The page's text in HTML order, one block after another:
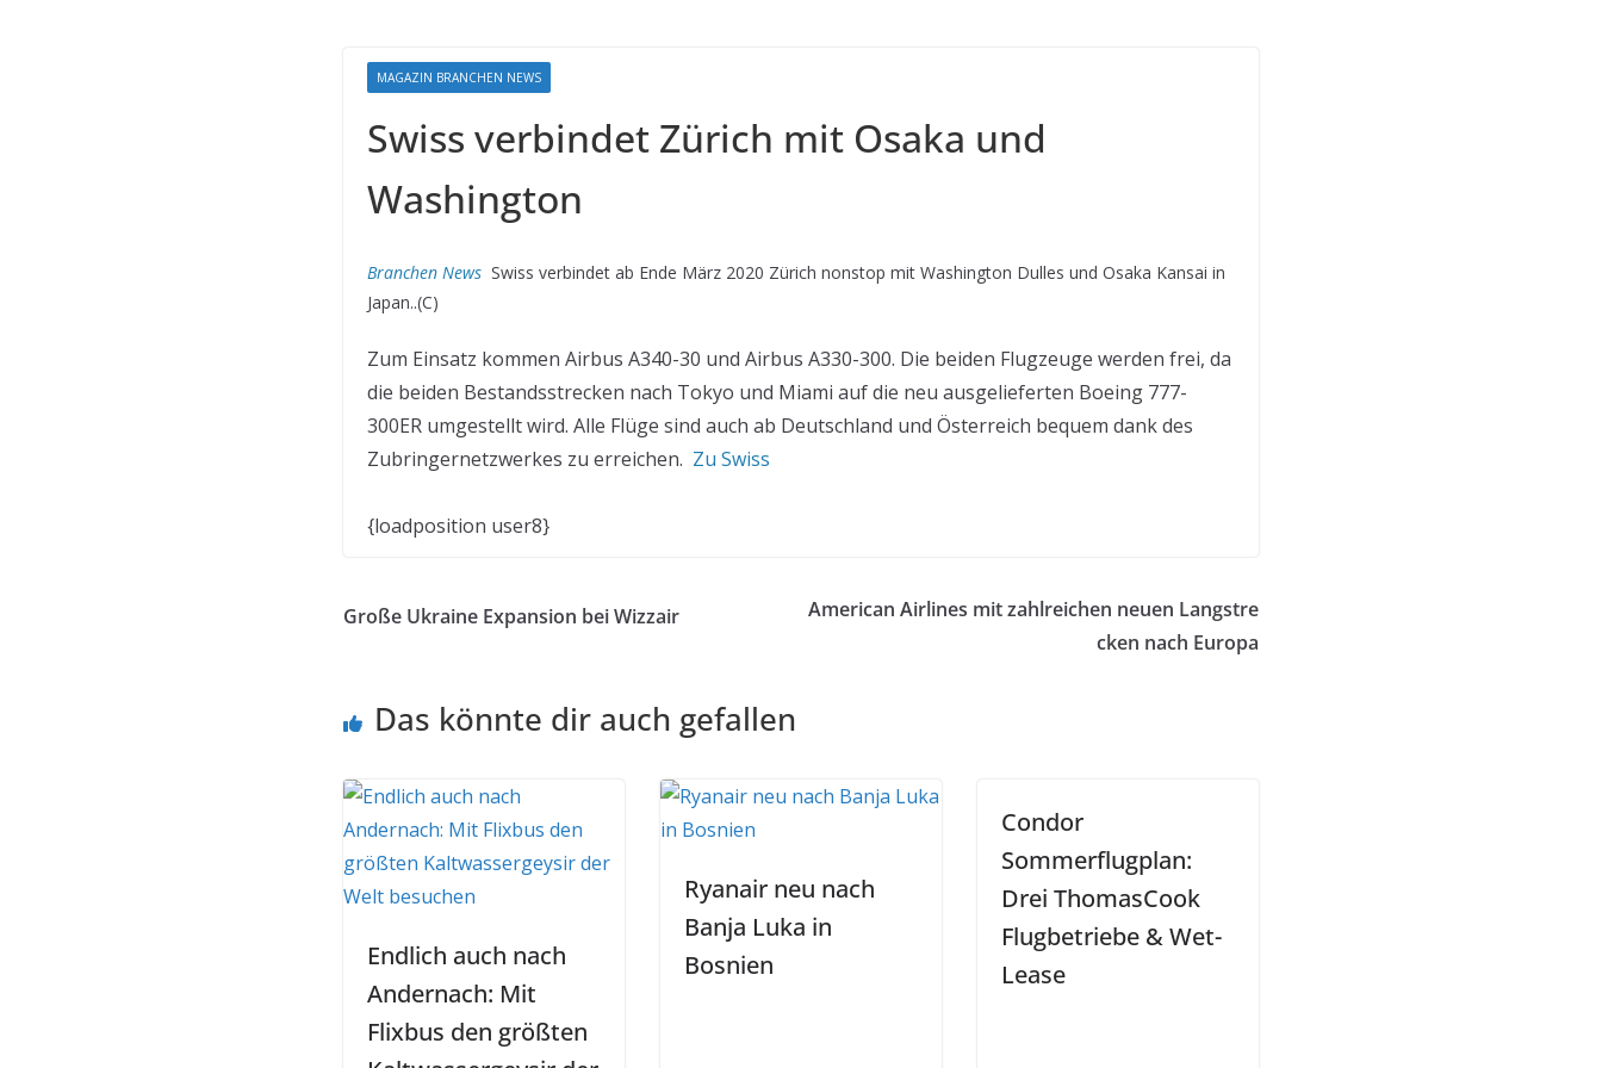
MAGAZIN BRANCHEN NEWS
Swiss verbindet Zürich mit Osaka und
Washington
Branchen News Swiss verbindet ab Ende März 2020 Zürich nonstop mit Washington Dulles und Osaka Kansai in
Japan..(C)
Zum Einsatz kommen Airbus A340-30 und Airbus A330-300. Die beiden Flugzeuge werden frei, da
die beiden Bestandsstrecken nach Tokyo und Miami auf die neu ausgelieferten Boeing 777-
300ER umgestellt wird. Alle Flüge sind auch ab Deutschland und Österreich bequem dank des
Zubringernetzwerkes zu erreichen. Zu Swiss
{loadposition user8}
Große Ukraine Expansion bei Wizzair
American Airlines mit zahlreichen neuen Langstre
cken nach Europa
Das könnte dir auch gefallen
Endlich auch nach
Andernach: Mit
Flixbus den größten
Ryanair neu nach
Banja Luka in
Bosnien
Condor
Sommerflugplan:
Drei ThomasCook
Flugbetriebe & Wet-
Lease